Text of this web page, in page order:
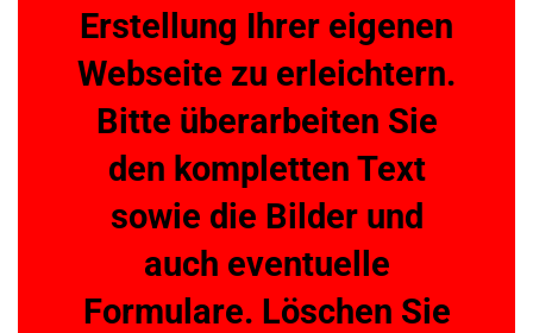
Erstellung Ihrer eigenen
Webseite zu erleichtern.
Bitte überarbeiten Sie
den kompletten Text
sowie die Bilder und
auch eventuelle
Formulare. Löschen Sie